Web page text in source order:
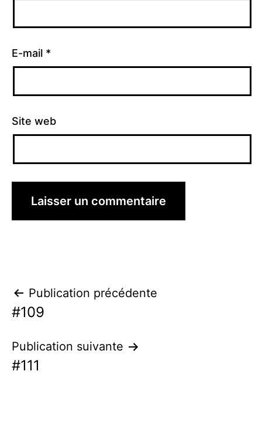
E-mail *
Site web
Navigation
de
l’article
Publication précédente
#109
Publication suivante
#111